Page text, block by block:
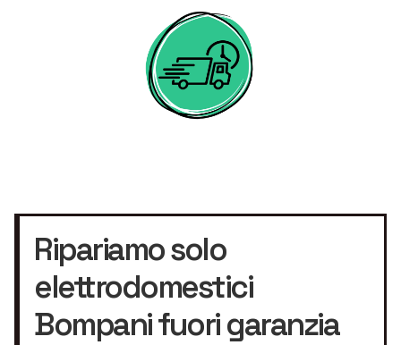
Ripariamo solo
elettrodomestici
Bompani fuori garanzia